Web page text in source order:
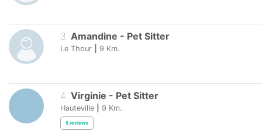
3. Amandine - Pet Sitter
Le Thour 9 Km.
4 Virginie - Pet Sitter
Hauteville 9 Km.
5 reviews